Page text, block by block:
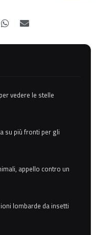
vedere le stelle
su più fronti per gli
appello contro un
lombarde da insetti